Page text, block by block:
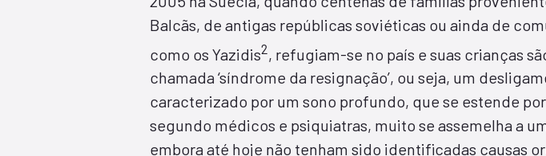
Balcãs, de antigas repúblicas soviéticas ou ainda de
como os Yazidis2 , refugiam-se no país e suas crianças
chamada ‘síndrome da resignação’, ou seja, um
caracterizado por um sono profundo, que se estende
segundo médicos e psiquiatras, muito se assemelha a
embora até hoje não tenham sido identificadas causas